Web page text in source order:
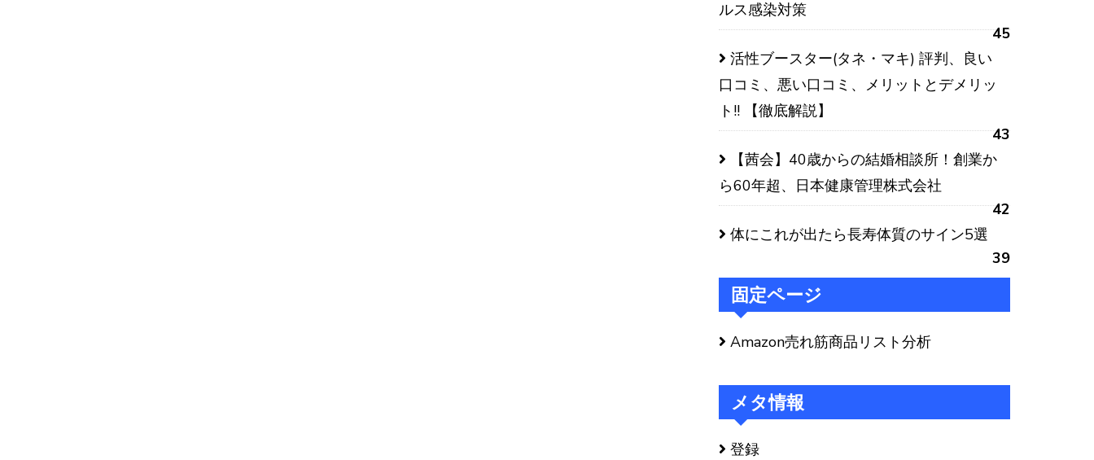
ルス感染対策
45
活性ブースター(タネ・マキ) 評判、良い
口コミ、悪い口コミ、メリットとデメリッ
ト!! 【徹底解説】
43
【茜会】40歳からの結婚相談所！創業か
ら60年超、日本健康管理株式会社
42
体にこれが出たら長寿体質のサイン5選
39
固定ページ
Amazon売れ筋商品リスト分析
メタ情報
登録